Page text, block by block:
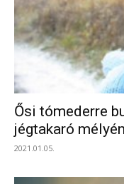
Ősi tómederre
jégtakaró mélyén
2021.01.05.